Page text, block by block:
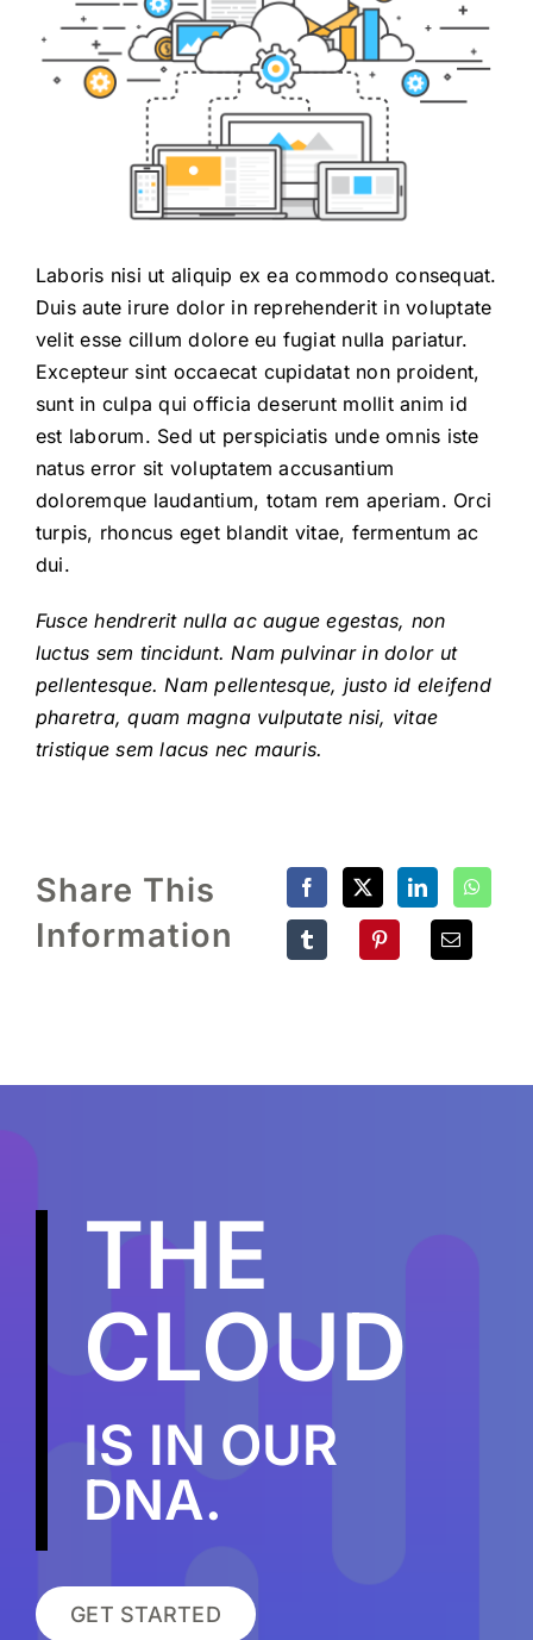
Laboris nisi ut aliquip ex ea commodo consequat.
Duis aute irure dolor in reprehenderit in voluptate
velit esse cillum dolore eu fugiat nulla pariatur.
Excepteur sint occaecat cupidatat non proident,
sunt in culpa qui officia deserunt mollit anim id
est laborum. Sed ut perspiciatis unde omnis iste
natus error sit voluptatem accusantium
doloremque laudantium, totam rem aperiam. Orci
turpis, rhoncus eget blandit vitae, fermentum ac
dui.
Fusce hendrerit nulla ac augue egestas, non
luctus sem tincidunt. Nam pulvinar in dolor ut
pellentesque. Nam pellentesque, justo id eleifend
pharetra, quam magna vulputate nisi, vitae
tristique sem lacus nec mauris.
Share This
Information
THE
CLOUD
IS IN OUR
DNA.
GET STARTED